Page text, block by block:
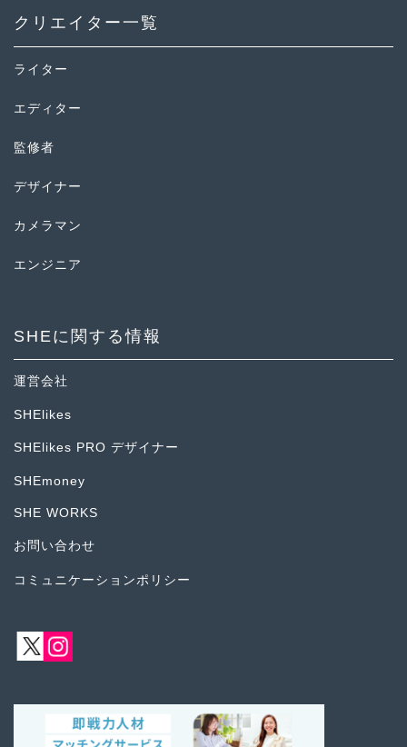
クリエイター一覧
ライター
エディター
監修者
デザイナー
カメラマン
エンジニア
SHEに関する情報
運営会社
SHElikes
SHElikes PRO デザイナー
SHEmoney
SHE WORKS
お問い合わせ
コミュニケーションポリシー